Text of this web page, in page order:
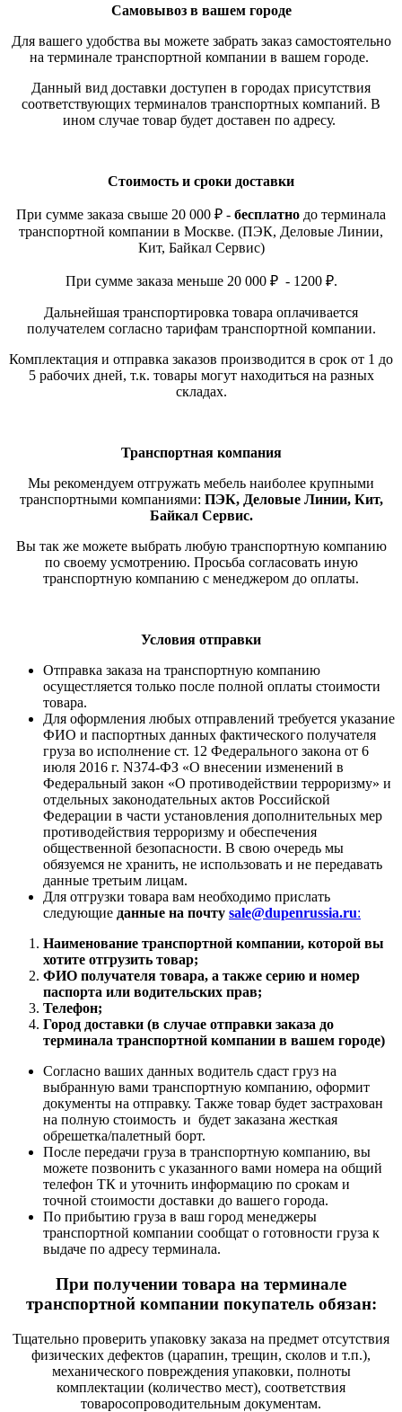
Самовывоз в вашем городе
Для вашего удобства вы можете забрать заказ самостоятельно
на терминале транспортной компании в вашем городе.
Данный вид доставки доступен в городах присутствия
соответствующих терминалов транспортных компаний. В
ином случае товар будет доставен по адресу.
Стоимость и сроки доставки
При сумме заказа свыше 20 000 ₽ - бесплатно до терминала
транспортной компании в Москве. (ПЭК, Деловые Линии,
Кит, Байкал Сервис)
При сумме заказа меньше 20 000 ₽ - 1200 ₽.
Дальнейшая транспортировка товара оплачивается
получателем согласно тарифам транспортной компании.
Комплектация и отправка заказов производится в срок от 1 до
5 рабочих дней, т.к. товары могут находиться на разных
складах.
Транспортная компания
Мы рекомендуем отгружать мебель наиболее крупными
транспортными компаниями: ПЭК, Деловые Линии, Кит,
Байкал Сервис.
Вы так же можете выбрать любую транспортную компанию
по своему усмотрению. Просьба согласовать иную
транспортную компанию с менеджером до оплаты.
Условия отправки
Отправка заказа на транспортную компанию
осущестляется только после полной оплаты стоимости
товара.
Для оформления любых отправлений требуется указание
ФИО и паспортных данных фактического получателя
груза во исполнение ст. 12 Федерального закона от 6
июля 2016 г. N374-ФЗ «О внесении изменений в
Федеральный закон «О противодействии терроризму» и
отдельных законодательных актов Российской
Федерации в части установления дополнительных мер
противодействия терроризму и обеспечения
общественной безопасности. В свою очередь мы
обязуемся не хранить, не использовать и не передавать
данные третьим лицам.
Для отгрузки товара вам необходимо прислать
следующие данные на почту sale@dupenrussia.ru:
Наименование транспортной компании, которой вы
хотите отгрузить товар;
ФИО получателя товара, а также серию и номер
паспорта или водительских прав;
Телефон;
Город доставки (в случае отправки заказа до
терминала транспортной компании в вашем городе)
Согласно ваших данных водитель сдаст груз на
выбранную вами транспортную компанию, оформит
документы на отправку. Также товар будет застрахован
на полную стоимость и будет заказана жесткая
обрешетка/палетный борт.
После передачи груза в транспортную компанию, вы
можете позвонить с указанного вами номера на общий
телефон ТК и уточнить информацию по срокам и
точной стоимости доставки до вашего города.
По прибытию груза в ваш город менеджеры
транспортной компании сообщат о готовности груза к
выдаче по адресу терминала.
При получении товара на терминале
транспортной компании покупатель обязан:
Тщательно проверить упаковку заказа на предмет отсутствия
физических дефектов (царапин, трещин, сколов и т.п.),
механического повреждения упаковки, полноты
комплектации (количество мест), соответствия
товаросопроводительным документам.